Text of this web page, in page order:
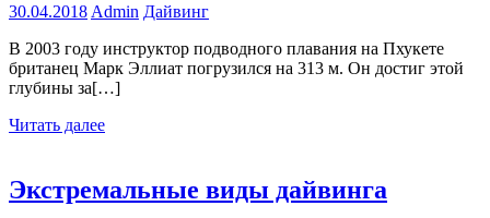
30.04.2018 Admin Дайвинг
В 2003 году инструктор подводного плавания на Пхукете
британец Марк Эллиат погрузился на 313 м. Он достиг этой
глубины за[…]
Читать далее
Экстремальные виды дайвинга